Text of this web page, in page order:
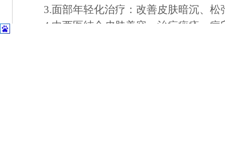
3.面部年轻化治疗：改善皮肤暗沉、
4.中西医结合皮肤美容：治疗痤疮，